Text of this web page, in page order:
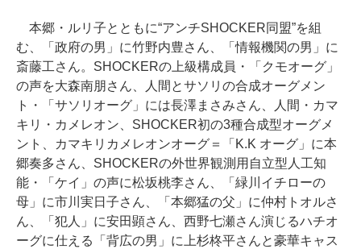
本郷・ルリ子とともに“アンチSHOCKER同盟”を組
む、「政府の男」に竹野内豊さん、「情報機関の男」に
斎藤工さん。SHOCKERの上級構成員・「クモオーグ」
の声を大森南朋さん、人間とサソリの合成オーグメン
ト・「サソリオーグ」には長澤まさみさん、人間・カマ
キリ・カメレオン、SHOCKER初の3種合成型オーグメ
ント、カマキリカメレオンオーグ＝「K.K オーグ」に本
郷奏多さん、SHOCKERの外世界観測用自立型人工知
能・「ケイ」の声に松坂桃李さん、「緑川イチローの
母」に市川実日子さん、「本郷猛の父」に仲村トオルさ
ん、「犯人」に安田顕さん、西野七瀬さん演じるハチオ
ーグに仕える「背広の男」に上杉柊平さんと豪華キャス